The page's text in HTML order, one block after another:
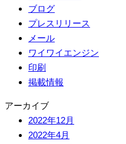
ブログ
プレスリリース
メール
ワイワイエンジン
印刷
掲載情報
アーカイブ
2022年12月
2022年4月